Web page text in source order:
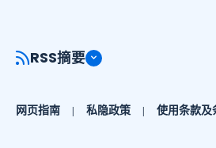
RSS摘要
网页指南 私隐政策 使用条款及